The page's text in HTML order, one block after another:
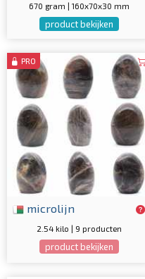
670 gram | 160x70x30 mm
product bekijken
PRO
microlijn
2.54 kilo | 9 producten
product bekijken